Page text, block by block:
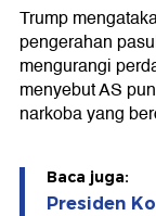
Trump
pengerahan
mengurangi
menyebut AS
narkoba yang
Baca juga:
Presiden